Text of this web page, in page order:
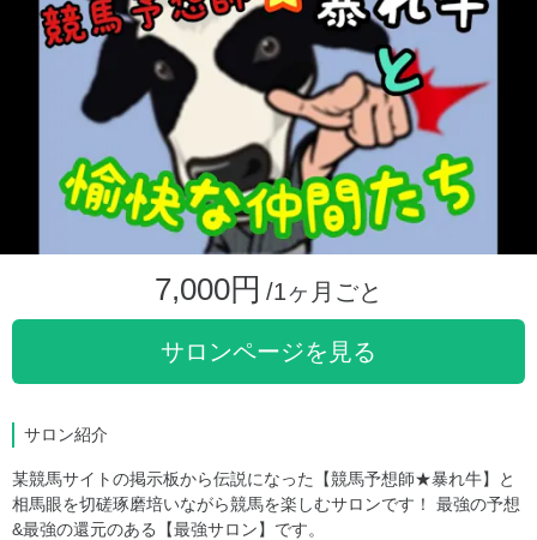
7,000円 /1ヶ月ごと
サロンページを見る
サロン紹介
某競馬サイトの掲示板から伝説になった【競馬予想師★暴れ牛】と
相馬眼を切磋琢磨培いながら競馬を楽しむサロンです！ 最強の予想
&最強の還元のある【最強サロン】です。